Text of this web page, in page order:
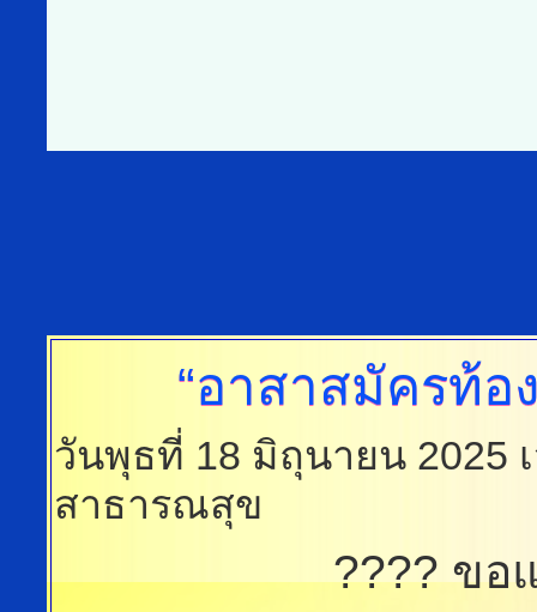
“อาสาสมัครท้อ
วันพุธที่ 18 มิถุนายน 2025
สาธารณสุข
???? ขอ